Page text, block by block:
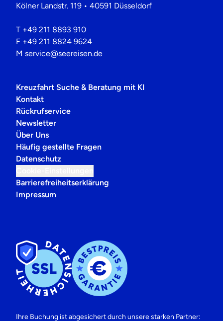
Kölner Landstr. 119 • 40591 Düsseldorf
T +49 211 8893 910
F +49 211 8824 9624
M service@seereisen.de
Kreuzfahrt Suche & Beratung mit KI
Kontakt
Rückrufservice
Newsletter
Über Uns
Häufig gestellte Fragen
Datenschutz
Barrierefreiheitserklärung
Impressum
Ihre Buchung ist abgesichert durch unsere starken Partner: